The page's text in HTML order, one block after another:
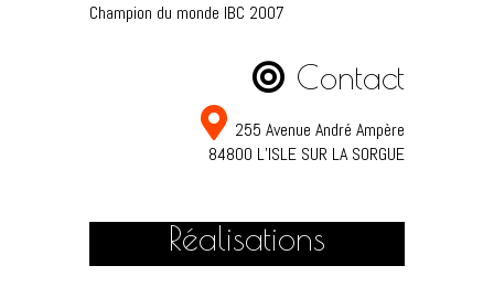
Champion du monde IBC 2007
Contact
255 Avenue André Ampère
84800 L’ISLE SUR LA SORGUE
Réalisations